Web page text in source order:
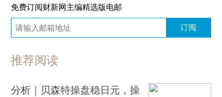
免费订阅财新网主编精选版电邮
订阅
推荐阅读
分析｜贝森特操盘稳日元，操